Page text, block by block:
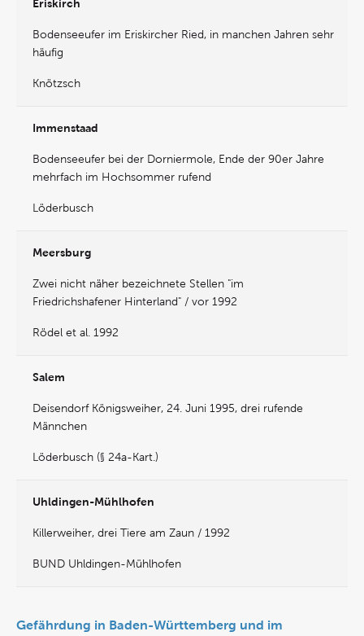
Eriskirch
Bodenseeufer im Eriskircher Ried, in manchen Jahren sehr
häufig
Knötzsch
Immenstaad
Bodenseeufer bei der Dorniermole, Ende der 90er Jahre
mehrfach im Hochsommer rufend
Löderbusch
Meersburg
Zwei nicht näher bezeichnete Stellen "im
Friedrichshafener Hinterland" / vor 1992
Rödel et al. 1992
Salem
Deisendorf Königsweiher, 24. Juni 1995, drei rufende
Männchen
Löderbusch (§ 24a-Kart.)
Uhldingen-Mühlhofen
Killerweiher, drei Tiere am Zaun / 1992
BUND Uhldingen-Mühlhofen
Gefährdung in Baden-Württemberg und im